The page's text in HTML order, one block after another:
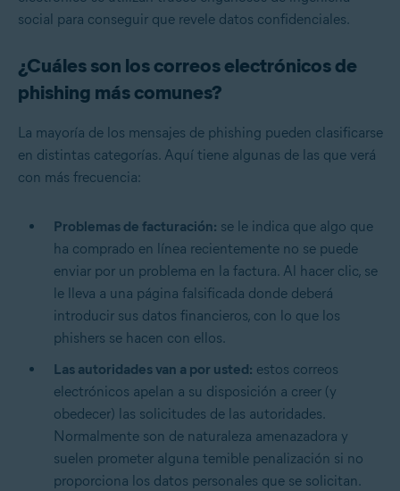
social para conseguir que revele datos confidenciales.
¿Cuáles son los correos electrónicos de
phishing más comunes?
La mayoría de los mensajes de phishing pueden clasificarse
en distintas categorías. Aquí tiene algunas de las que verá
con más frecuencia:
Problemas de facturación: se le indica que algo que
ha comprado en línea recientemente no se puede
enviar por un problema en la factura. Al hacer clic, se
le lleva a una página falsificada donde deberá
introducir sus datos financieros, con lo que los
phishers se hacen con ellos.
Las autoridades van a por usted: estos correos
electrónicos apelan a su disposición a creer (y
obedecer) las solicitudes de las autoridades.
Normalmente son de naturaleza amenazadora y
suelen prometer alguna temible penalización si no
proporciona los datos personales que se solicitan.